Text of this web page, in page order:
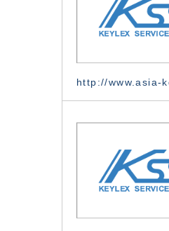
http://www.asia-